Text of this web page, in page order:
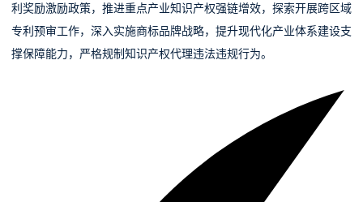
利奖励激励政策，推进重点产业知识产权强链增效，探索开展跨区域
专利预审工作，深入实施商标品牌战略，提升现代化产业体系建设支
撑保障能力，严格规制知识产权代理违法违规行为。